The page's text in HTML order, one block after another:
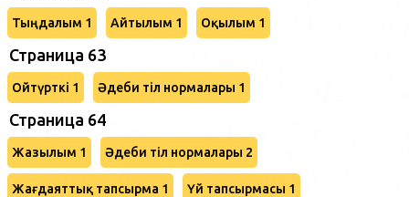
Тыңдалым 1 Айтылым 1 Оқылым 1
Страница 63
Ойтүрткі 1 Әдеби тіл нормалары 1
Страница 64
Жазылым 1 Әдеби тіл нормалары 2
Жағдаяттық тапсырма 1 Үй тапсырмасы 1